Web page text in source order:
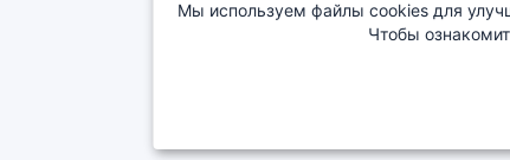
Мы используем файлы cookies для
Чтобы